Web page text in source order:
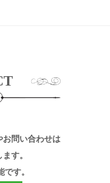
お問い合わせは
す。
す。